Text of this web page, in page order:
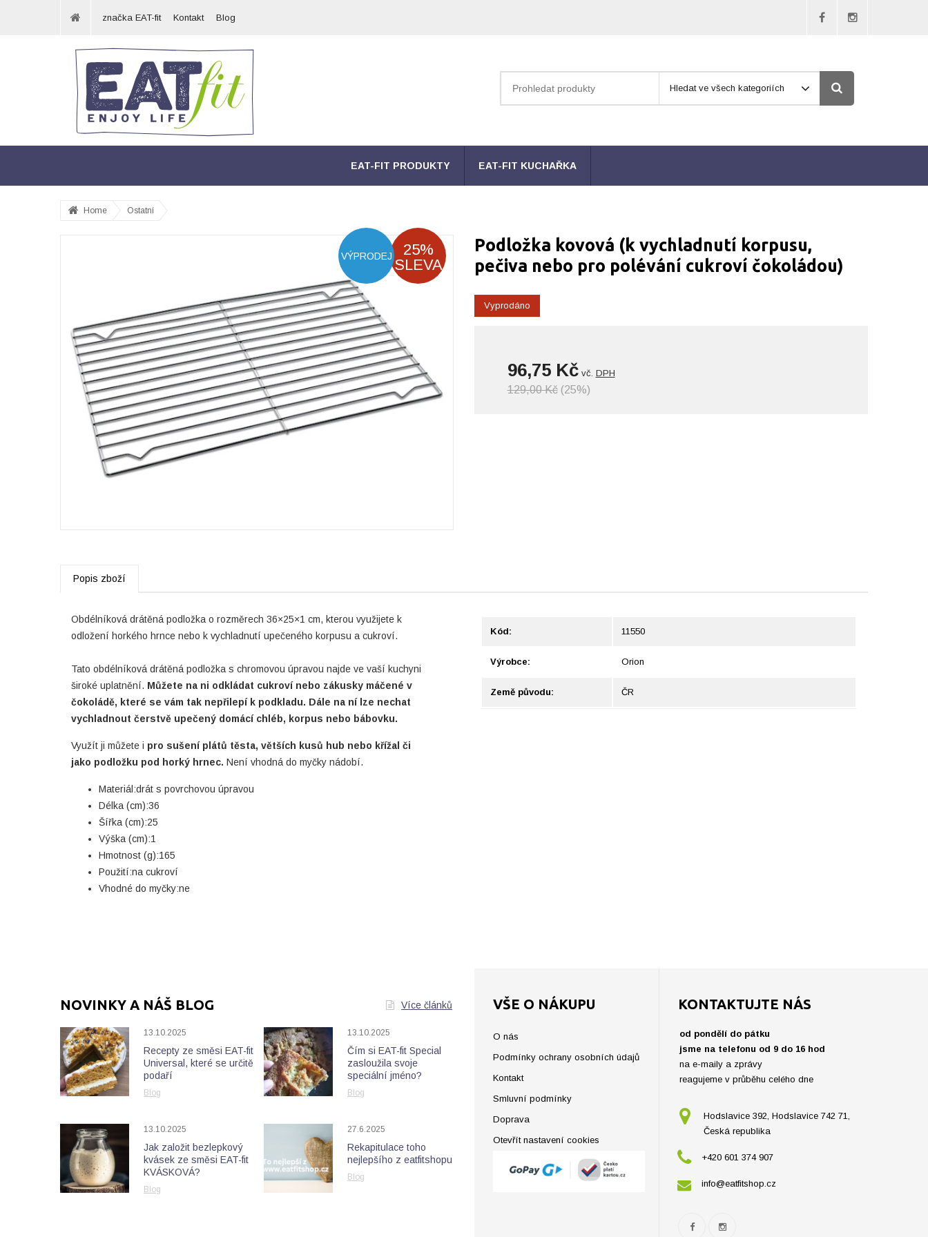
značka EAT-fit Kontakt Blog
Hledat ve všech kategoriích
EAT-FIT PRODUKTY EAT-FIT KUCHAŘKA
Home Ostatní
25%
SLEVA
VÝPRODEJ
Podložka kovová (k vychladnutí korpusu,
pečiva nebo pro polévání cukroví čokoládou)
Vyprodáno
96,75 Kčvč. DPH
129,00 Kč(25%)
Popis zboží
Obdélníková drátěná podložka o rozměrech 36×25×1 cm, kterou využijete k
odložení horkého hrnce nebo k vychladnutí upečeného korpusu a cukroví.
Tato obdélníková drátěná podložka s chromovou úpravou najde ve vaší kuchyni
široké uplatnění. Můžete na ni odkládat cukroví nebo zákusky máčené v
čokoládě, které se vám tak nepřilepí k podkladu. Dále na ní lze nechat
vychladnout čerstvě upečený domácí chléb, korpus nebo bábovku.
Využít ji můžete i pro sušení plátů těsta, větších kusů hub nebo křížal či
jako podložku pod horký hrnec. Není vhodná do myčky nádobí.
Materiál:drát s povrchovou úpravou
Délka (cm):36
Šířka (cm):25
Výška (cm):1
Hmotnost (g):165
Použití:na cukroví
Vhodné do myčky:ne
Kód: 11550
Výrobce: Orion
Země původu: ČR
NOVINKY A NÁŠ BLOG Více článků
13.10.2025
Recepty ze směsi EAT-fit
Universal, které se určitě
podaří
Blog
13.10.2025
Čím si EAT-fit Special
zasloužila svoje
speciální jméno?
Blog
13.10.2025
Jak založit bezlepkový
kvásek ze směsi EAT-fit
KVÁSKOVÁ?
Blog
27.6.2025
Rekapitulace toho
nejlepšího z eatfitshopu
Blog
VŠE O NÁKUPU
O nás
Podmínky ochrany osobních údajů
Kontakt
Smluvní podmínky
Doprava
Otevřít nastavení cookies
KONTAKTUJTE NÁS
od pondělí do pátku
jsme na telefonu od 9 do 16 hod
na e-maily a zprávy
reagujeme v průběhu celého dne
Hodslavice 392, Hodslavice 742 71,
Česká republika
+420 601 374 907
info@eatfitshop.cz